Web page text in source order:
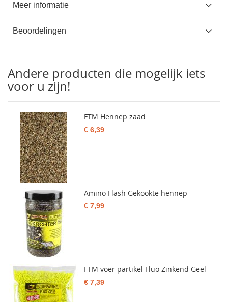
Meer informatie
Beoordelingen
Andere producten die mogelijk iets
voor u zijn!
FTM Hennep zaad
€ 6,39
Amino Flash Gekookte hennep
€ 7,99
FTM voer partikel Fluo Zinkend Geel
€ 7,39